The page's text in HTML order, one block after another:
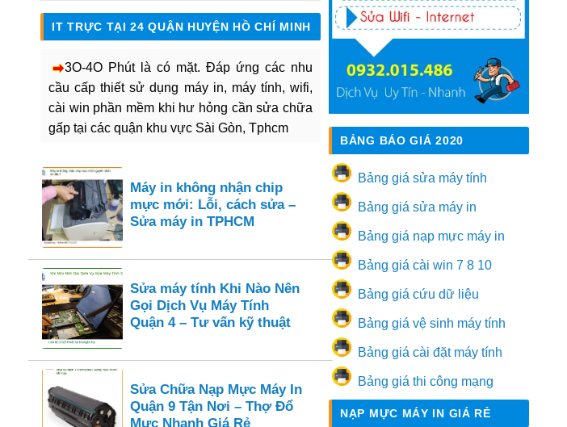
IT TRỰC TẠI 24 QUẬN HUYỆN HỒ CHÍ MINH
3O-4O Phút là có mặt. Đáp ứng các nhu
cầu cấp thiết sử dụng máy in, máy tính, wifi,
cài win phần mềm khi hư hỏng cần sửa chữa
gấp tại các quận khu vực Sài Gòn, Tphcm
Máy in không nhận chip
mực mới: Lỗi, cách sửa –
Sửa máy in TPHCM
Sửa máy tính Khi Nào Nên
Gọi Dịch Vụ Máy Tính
Quận 4 – Tư vấn kỹ thuật
Sửa Chữa Nạp Mực Máy In
Quận 9 Tận Nơi – Thợ Đổ
Mực Nhanh Giá Rẻ
BẢNG BÁO GIÁ 2020
Bảng giá sửa máy tính
Bảng giá sửa máy in
Bảng giá nạp mực máy in
Bảng giá cài win 7 8 10
Bảng giá cứu dữ liệu
Bảng giá vệ sinh máy tính
Bảng giá cài đặt máy tính
Bảng giá thi công mạng
NẠP MỰC MÁY IN GIÁ RẺ